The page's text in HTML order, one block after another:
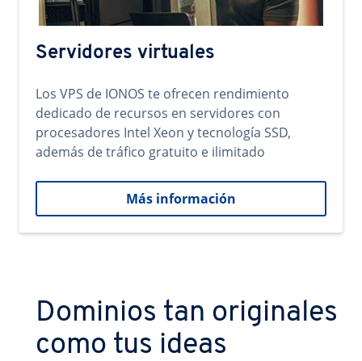
Servidores virtuales
Los VPS de IONOS te ofrecen rendimiento
dedicado de recursos en servidores con
procesadores Intel Xeon y tecnología SSD,
además de tráfico gratuito e ilimitado
Más información
Dominios tan originales
como tus ideas